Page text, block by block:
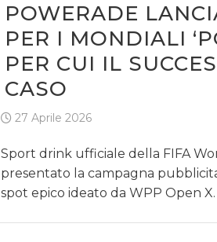
POWERADE
PER I MONDIALI
PER CUI IL
CASO
27 Aprile 2026
Sport drink ufficiale della FIFA
presentato la campagna
spot epico ideato da WPP Open X.